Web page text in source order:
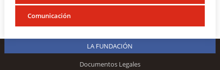
Comunicación
LA FUNDACIÓN
Documentos Legales